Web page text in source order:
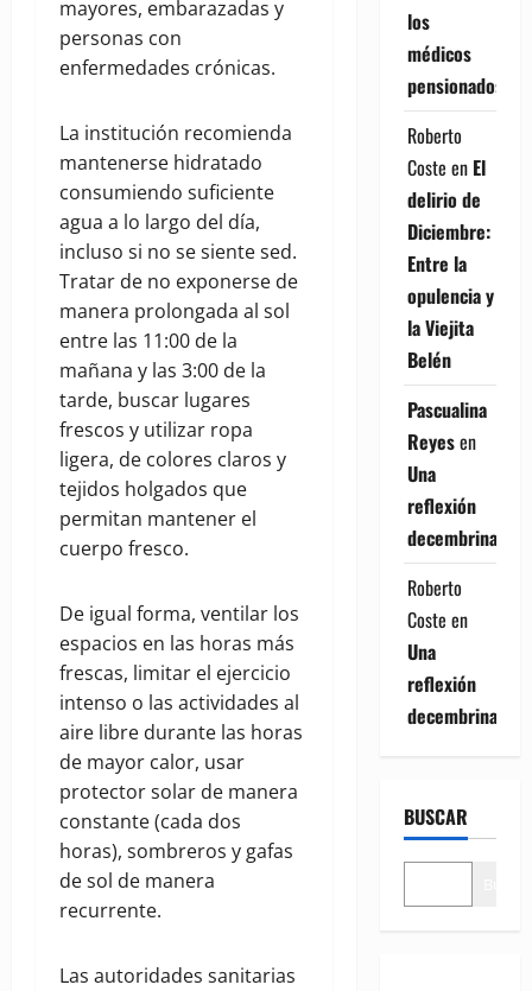
mayores, embarazadas y
personas con
enfermedades crónicas.
La institución recomienda
mantenerse hidratado
consumiendo suficiente
agua a lo largo del día,
incluso si no se siente sed.
Tratar de no exponerse de
manera prolongada al sol
entre las 11:00 de la
mañana y las 3:00 de la
tarde, buscar lugares
frescos y utilizar ropa
ligera, de colores claros y
tejidos holgados que
permitan mantener el
cuerpo fresco.
De igual forma, ventilar los
espacios en las horas más
frescas, limitar el ejercicio
intenso o las actividades al
aire libre durante las horas
de mayor calor, usar
protector solar de manera
constante (cada dos
horas), sombreros y gafas
de sol de manera
recurrente.
Las autoridades sanitarias
los
médicos
pensionados
Roberto
Coste en El
delirio de
Diciembre:
Entre la
opulencia y
la Viejita
Belén
Pascualina
Reyesen
Una
reflexión
decembrina
Roberto
Coste en
Una
reflexión
decembrina
BUSCAR